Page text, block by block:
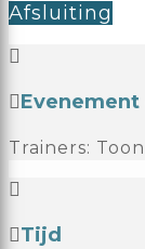
Afsluiting
Trainers:
Tijd